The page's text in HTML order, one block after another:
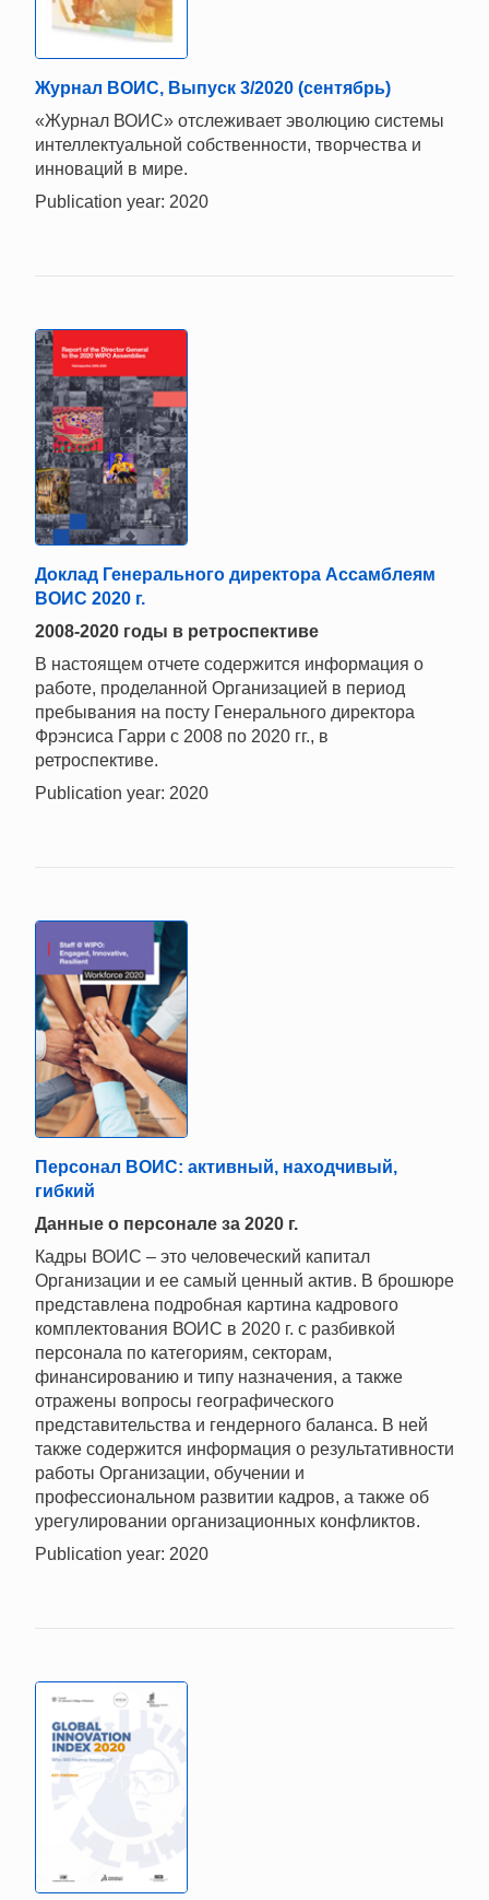
Журнал ВОИС, Выпуск 3/2020 (сентябрь)
«Журнал ВОИС» отслеживает эволюцию системы
интеллектуальной собственности, творчества и
инноваций в мире.
Publication year: 2020
Доклад Генерального директора Ассамблеям
ВОИС 2020 г.
2008-2020 годы в ретроспективе
В настоящем отчете содержится информация о
работе, проделанной Организацией в период
пребывания на посту Генерального директора
Фрэнсиса Гарри с 2008 по 2020 гг., в
ретроспективе.
Publication year: 2020
Персонал ВОИС: активный, находчивый,
гибкий
Данные о персонале за 2020 г.
Кадры ВОИС – это человеческий капитал
Организации и ее самый ценный актив. В брошюре
представлена подробная картина кадрового
комплектования ВОИС в 2020 г. с разбивкой
персонала по категориям, секторам,
финансированию и типу назначения, а также
отражены вопросы географического
представительства и гендерного баланса. В ней
также содержится информация о результативности
работы Организации, обучении и
профессиональном развитии кадров, а также об
урегулировании организационных конфликтов.
Publication year: 2020